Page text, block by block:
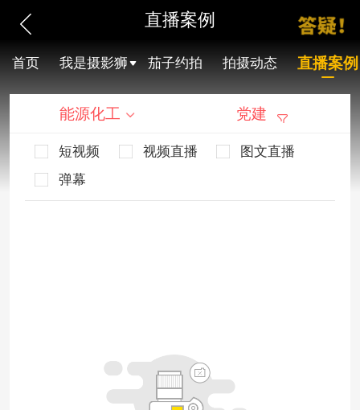
直播案例
首页 我是摄影狮 茄子约拍 拍摄动态 直播案例
能源化工 党建
短视频 视频直播
图文直播
弹幕